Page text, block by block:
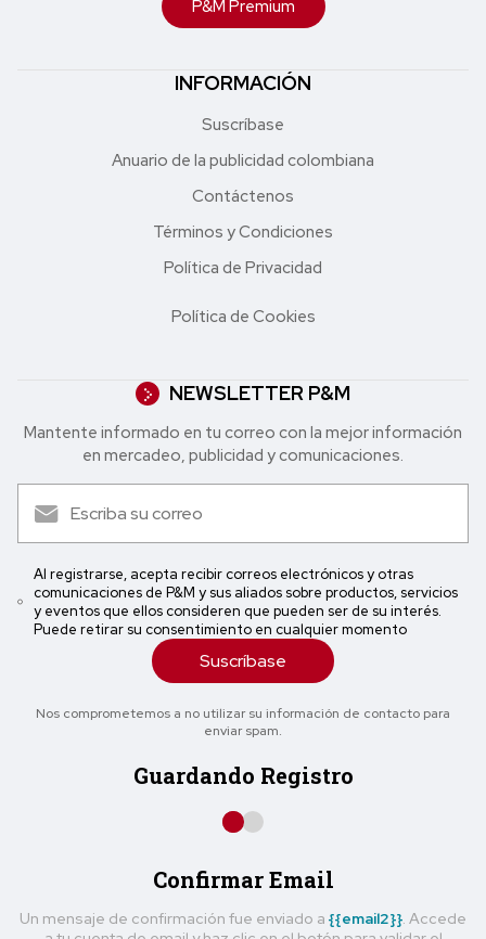
P&M Premium
INFORMACIÓN
Suscríbase
Anuario de la publicidad colombiana
Contáctenos
Términos y Condiciones
Política de Privacidad
Política de Cookies
NEWSLETTER P&M
Mantente informado en tu correo con la mejor in formación
en mercadeo, publicidad y comunicaciones.
Al registrarse, acepta recibir correos electrónicos y otras
comunicaciones de P&M y sus aliados sobre productos, servicios
y eventos que ellos consideren que pueden ser de su interés.
Puede retirar su consentimiento en cualquier momento
Suscríbase
Nos comprometemos a no utilizar su información de contacto para
enviar spam.
Guardando Registro
Confirmar Email
Un mensaje de confirmación fue enviado a {{email2}}. Accede